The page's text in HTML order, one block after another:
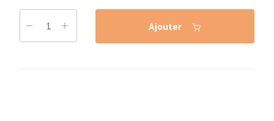
Ajouter